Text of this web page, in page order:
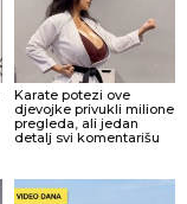
Karate potezi ove
djevojke privukli milione
pregleda, ali jedan
detalj svi komentarišu